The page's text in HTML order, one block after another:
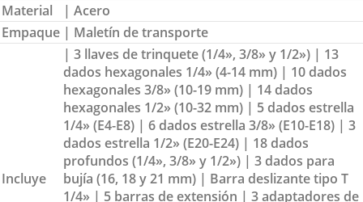
Material
| Acero
Empaque | Maletín de transporte
Incluye
| 3 llaves de trinquete (1/4», 3/8» y 1/2») | 13
dados hexagonales 1/4» (4-14 mm) | 10 dados
hexagonales 3/8» (10-19 mm) | 14 dados
hexagonales 1/2» (10-32 mm) | 5 dados estrella
1/4» (E4-E8) | 6 dados estrella 3/8» (E10-E18) | 3
dados estrella 1/2» (E20-E24) | 18 dados
profundos (1/4», 3/8» y 1/2») | 3 dados para
bujía (16, 18 y 21 mm) | Barra deslizante tipo T
1/4» | 5 barras de extensión | 3 adaptadores de